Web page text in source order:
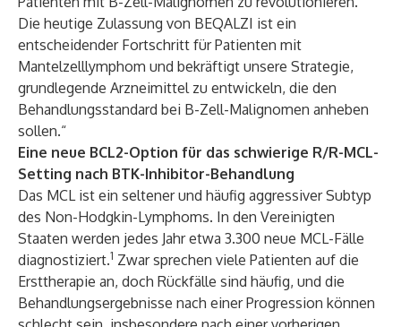
Die heutige Zulassung von BEQALZI ist ein
entscheidender Fortschritt für Patienten mit
Mantelzelllymphom und bekräftigt unsere Strategie,
grundlegende Arzneimittel zu entwickeln, die den
Behandlungsstandard bei B-Zell-Malignomen anheben
sollen.“
Eine neue BCL2-Option für das schwierige R/R-MCL-
Setting nach BTK-Inhibitor-Behandlung
Das MCL ist ein seltener und häufig aggressiver Subtyp
des Non-Hodgkin-Lymphoms. In den Vereinigten
Staaten werden jedes Jahr etwa 3.300 neue MCL-Fälle
diagnostiziert.1 Zwar sprechen viele Patienten auf die
Ersttherapie an, doch Rückfälle sind häufig, und die
Behandlungsergebnisse nach einer Progression können